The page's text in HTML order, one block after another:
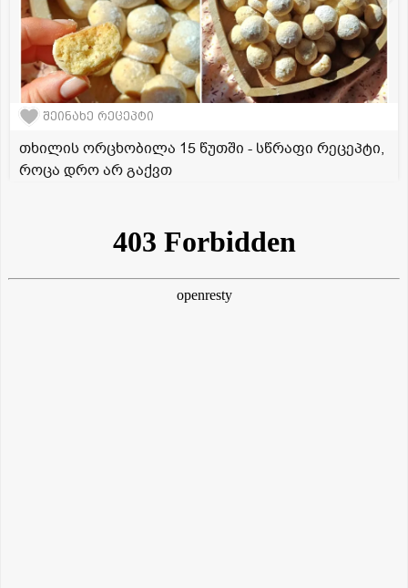
შეინახე რეცეპტი
თხილის ორცხობილა 15 წუთში - სწრაფი რეცეპტი,
როცა დრო არ გაქვთ